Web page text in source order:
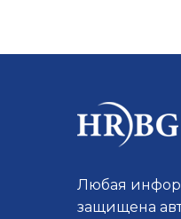
Любая
защищена